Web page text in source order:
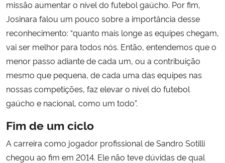
missão aumentar o nível do futebol gaúcho. Por fim,
Josinara falou um pouco sobre a importância desse
reconhecimento: “quanto mais longe as equipes chegam,
vai ser melhor para todos nós. Então, entendemos que o
menor passo adiante de cada um, ou a contribuição
mesmo que pequena, de cada uma das equipes nas
nossas competições, faz elevar o nível do futebol
gaúcho e nacional, como um todo”.
Fim de um ciclo
A carreira como jogador profissional de Sandro Sotilli
chegou ao fim em 2014. Ele não teve dúvidas de qual